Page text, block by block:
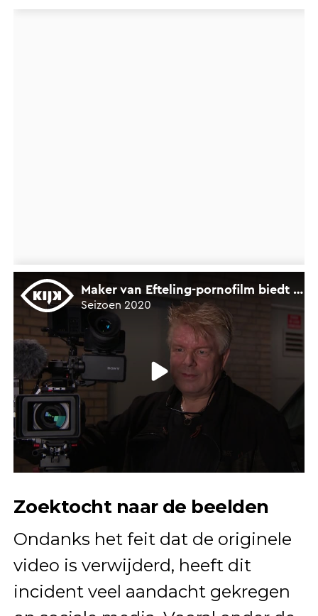
Zoektocht naar de beelden
Ondanks het feit dat de originele
video is verwijderd, heeft dit
incident veel aandacht gekregen